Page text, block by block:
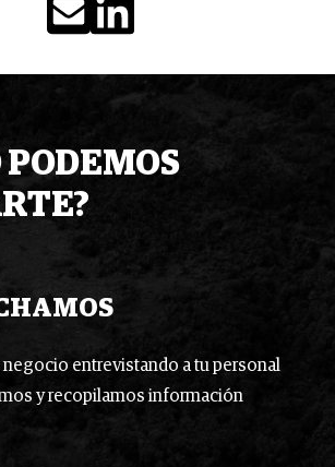
PODEMOS
entrevistando a tu personal
y recopilamos información